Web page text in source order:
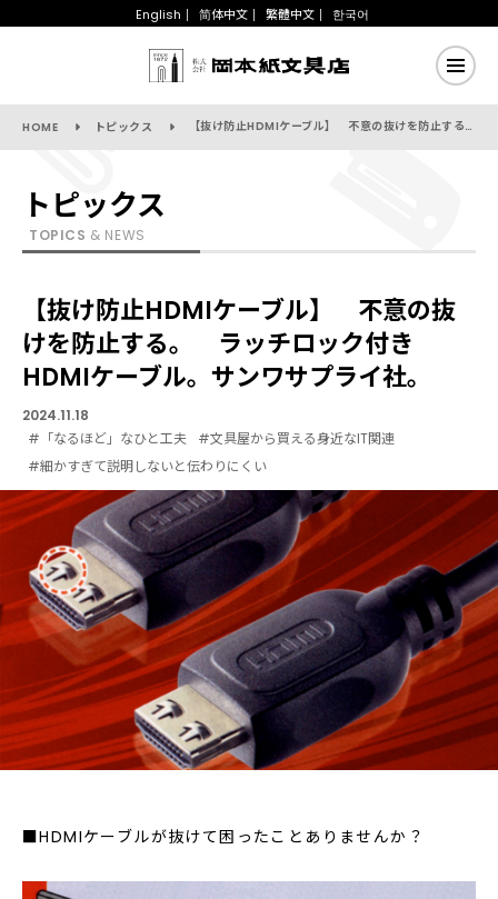
English 简体中文 繁體中文 한국어
HOME トピックス 【抜け防止HDMIケーブル】 不意の抜けを防止する。 ラッチロック付きHDMIケーブル。サンワサプライ社。
トピックス
TOPICS & NEWS
【抜け防止HDMIケーブル】 不意の抜
けを防止する。 ラッチロック付き
HDMIケーブル。サンワサプライ社。
2024.11.18
#「なるほど」なひと工夫
#文具屋から買える身近なIT関連
#細かすぎて説明しないと伝わりにくい
■HDMIケーブルが抜けて困ったことありませんか？